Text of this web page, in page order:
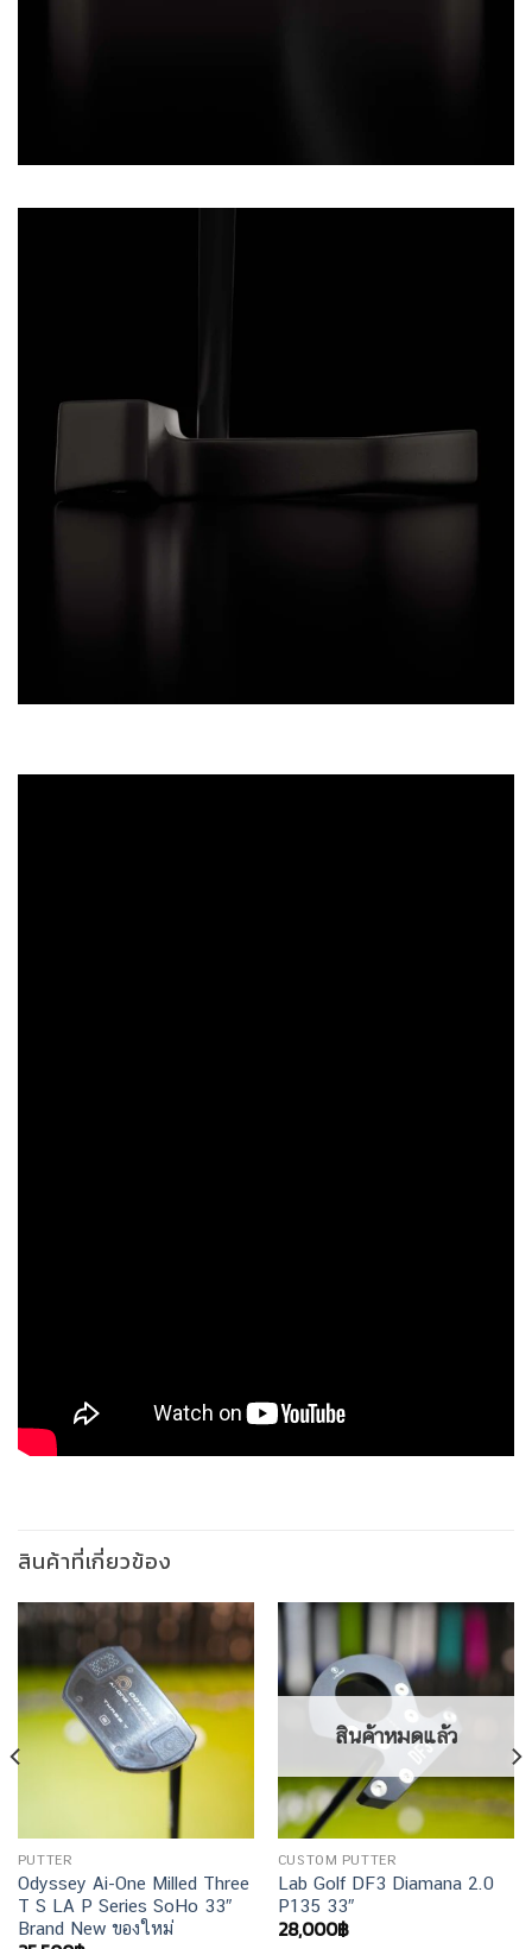
สินค้าที่เกี่ยวข้อง
PUTTER
Odyssey Ai-One Milled Three
T S LA P Series SoHo 33″
Brand New ของใหม่
สินค้าหมดแล้ว
CUSTOM PUTTER
Lab Golf DF3 Diamana 2.0
P135 33″
28,000฿